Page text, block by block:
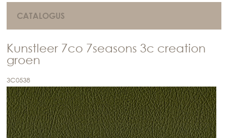
CATALOGUS
Kunstleer 7co 7seasons 3c creation
groen
3C0538